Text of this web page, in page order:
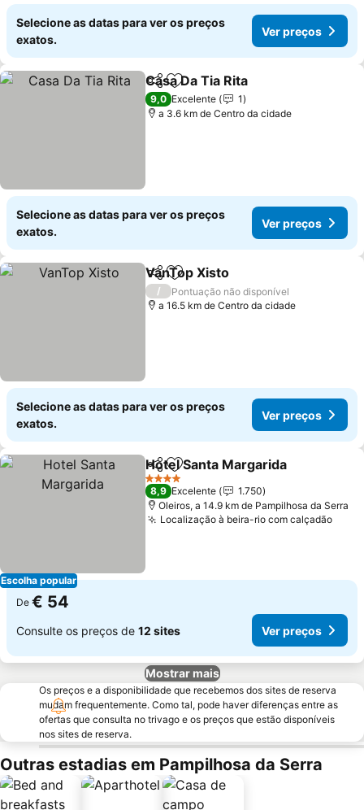
Selecione as datas para ver os preços
exatos.
Ver preços
PartilharAdicionar aos favoritos
Casa Da Tia Rita
9,0 Excelente
1
a 3.6 km de Centro da cidade
Selecione as datas para ver os preços
exatos.
Ver preços
PartilharAdicionar aos favoritos
VanTop Xisto
/
Pontuação não disponível
a 16.5 km de Centro da cidade
Selecione as datas para ver os preços
exatos.
Ver preços
Escolha popular
PartilharAdicionar aos favoritos
Hotel Santa Margarida
4 Estrelas
8,9 Excelente
1.750
Oleiros, a 14.9 km de Pampilhosa da Serra
Localização à beira-rio com calçadão
De € 54
Consulte os preços de 12 sites Ver preços
Mostrar mais
Os preços e a disponibilidade que recebemos dos sites de reserva
mudam frequentemente. Como tal, pode haver diferenças entre as
ofertas que consulta no trivago e os preços que estão disponíveis
nos sites de reserva.
Outras estadias em Pampilhosa da Serra